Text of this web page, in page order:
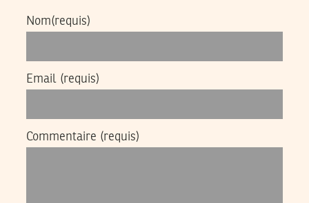
Nom(requis)
Email (requis)
Commentaire (requis)